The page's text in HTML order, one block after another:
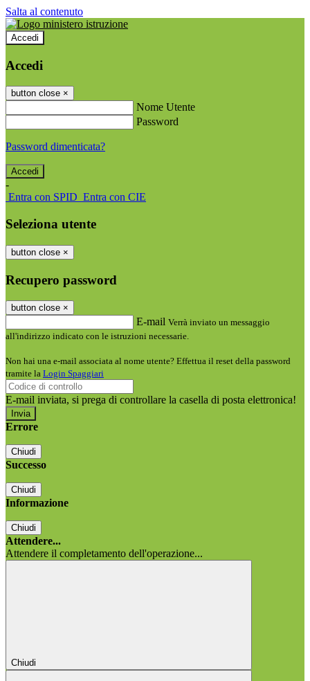
Salta al contenuto
Accedi
Accedi
button close ×
Nome Utente
Password
Password dimenticata?
-
Entra con SPID Entra con CIE
Seleziona utente
button close ×
Recupero password
button close ×
E-mail Verrà inviato un messaggio
all'indirizzo indicato con le istruzioni necessarie.
Non hai una e-mail associata al nome utente? Effettua il reset della password
tramite la Login Spaggiari
E-mail inviata, si prega di controllare la casella di posta elettronica!
Errore
Chiudi
Successo
Chiudi
Informazione
Chiudi
Attendere...
Attendere il completamento dell'operazione...
Chiudi